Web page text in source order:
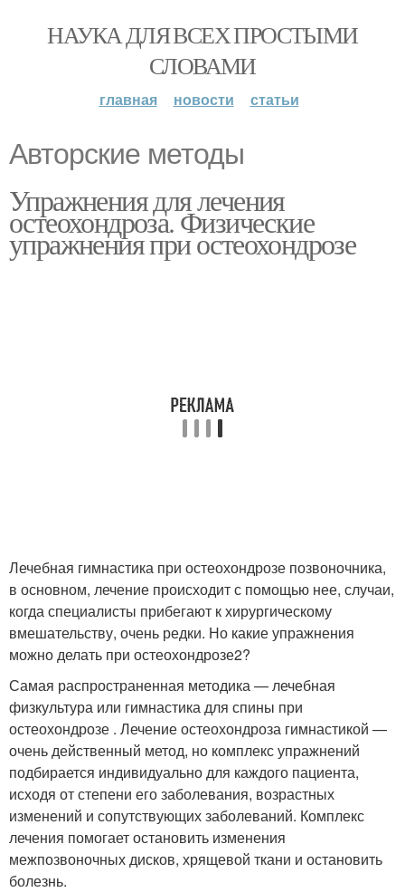
НАУКА ДЛЯ ВСЕХ ПРОСТЫМИ
СЛОВАМИ
главная новости статьи
Авторские методы
Упражнения для лечения
остеохондроза. Физические
упражнения при остеохондрозе
Лечебная гимнастика при остеохондрозе позвоночника,
в основном, лечение происходит с помощью нее, случаи,
когда специалисты прибегают к хирургическому
вмешательству, очень редки. Но какие упражнения
можно делать при остеохондрозе2?
Самая распространенная методика — лечебная
физкультура или гимнастика для спины при
остеохондрозе . Лечение остеохондроза гимнастикой —
очень действенный метод, но комплекс упражнений
подбирается индивидуально для каждого пациента,
исходя от степени его заболевания, возрастных
изменений и сопутствующих заболеваний. Комплекс
лечения помогает остановить изменения
межпозвоночных дисков, хрящевой ткани и остановить
болезнь.